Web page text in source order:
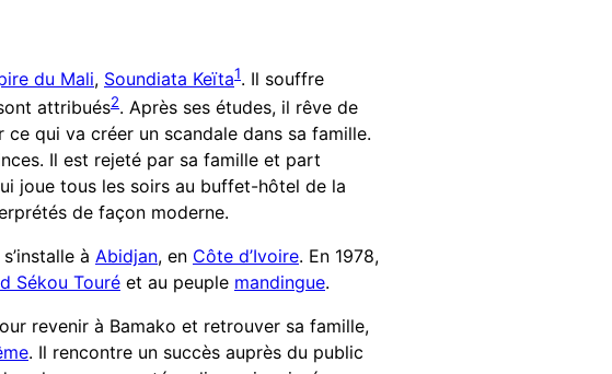
du Mali, Soundiata Keïta1. Il souffre
attribués2. Après ses études, il rêve de
qui va créer un scandale dans sa famille.
Il est rejeté par sa famille et part
joue tous les soirs au buffet-hôtel de la
de façon moderne.
à Abidjan, en Côte d’Ivoire. En 1978,
Sékou Touré et au peuple mandingue.
revenir à Bamako et retrouver sa famille,
. Il rencontre un succès auprès du public